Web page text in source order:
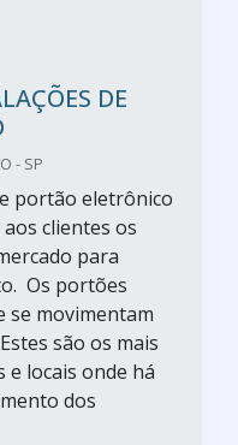
DE
- SP
portão eletrônico
clientes os
para
Os portões
se movimentam
são os mais
e locais onde há
dos